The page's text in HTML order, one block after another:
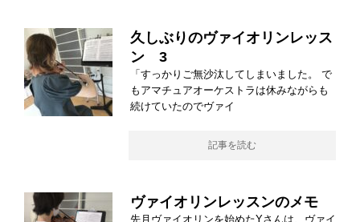
久しぶりのヴァイオリンレッス
ン 3
「すっかりご無沙汰してしまいました。 で
もアマチュアオーケストラは休みながらも
続けていたのでヴァイ
記事を読む
ヴァイオリンレッスンのメモ
先月ヴァイオリンを始めたYさんは、ヴァイ